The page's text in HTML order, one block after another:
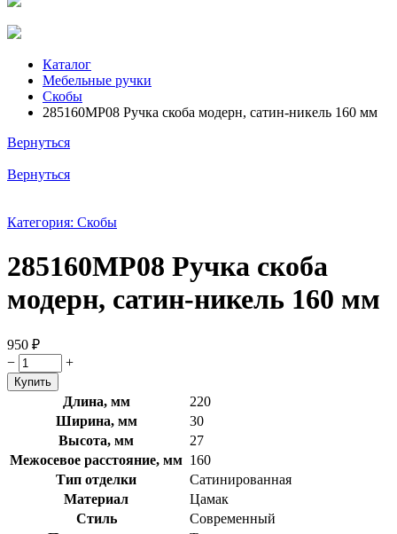
Каталог
Мебельные ручки
Скобы
285160MP08 Ручка скоба модерн, сатин-никель 160 мм
Вернуться
Вернуться
Категория: Скобы
285160MP08 Ручка скоба
модерн, сатин-никель 160 мм
950 ₽
−
+
Длина, мм
220
Ширина, мм
30
Высота, мм
27
Межосевое расстояние, мм 160
Тип отделки
Сатинированная
Материал
Цамак
Стиль
Современный